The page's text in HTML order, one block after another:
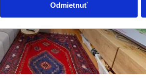
Odmietnuť